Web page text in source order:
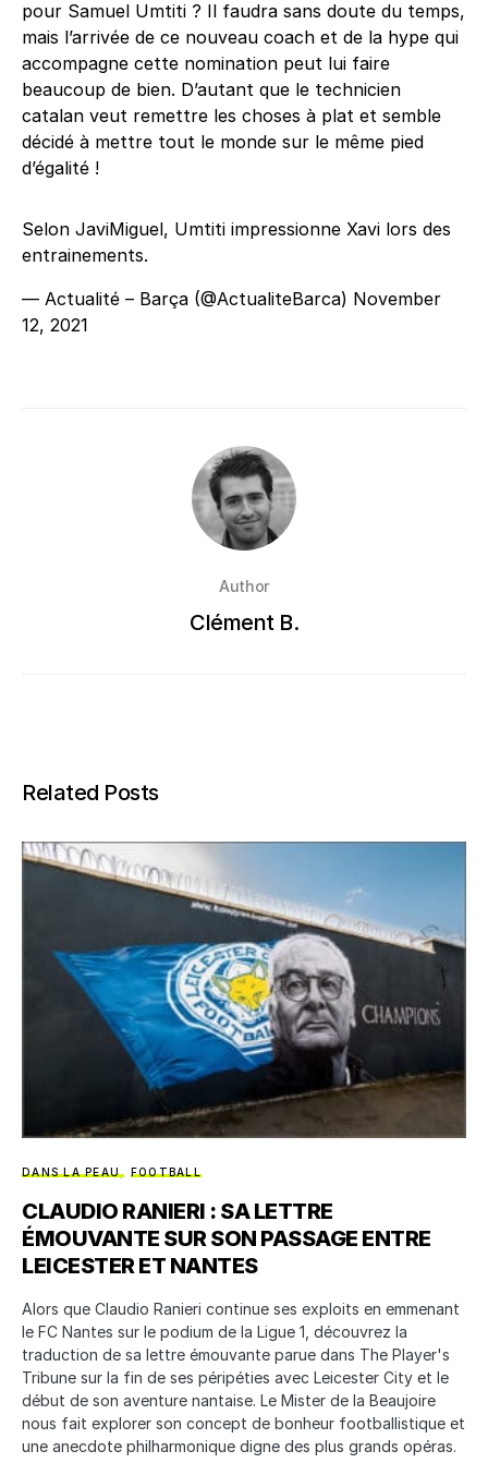
pour Samuel Umtiti ? Il faudra sans doute du temps,
mais l’arrivée de ce nouveau coach et de la hype qui
accompagne cette nomination peut lui faire
beaucoup de bien. D’autant que le technicien
catalan veut remettre les choses à plat et semble
décidé à mettre tout le monde sur le même pied
d’égalité !
Selon JaviMiguel, Umtiti impressionne Xavi lors des
entrainements.
— Actualité – Barça (@ActualiteBarca) November
12, 2021
Author
Clément B.
Related Posts
DANS LA PEAU FOOTBALL
CLAUDIO RANIERI : SA LETTRE
ÉMOUVANTE SUR SON PASSAGE ENTRE
LEICESTER ET NANTES
Alors que Claudio Ranieri continue ses exploits en emmenant
le FC Nantes sur le podium de la Ligue 1, découvrez la
traduction de sa lettre émouvante parue dans The Player's
Tribune sur la fin de ses péripéties avec Leicester City et le
début de son aventure nantaise. Le Mister de la Beaujoire
nous fait explorer son concept de bonheur footballistique et
une anecdote philharmonique digne des plus grands opéras.